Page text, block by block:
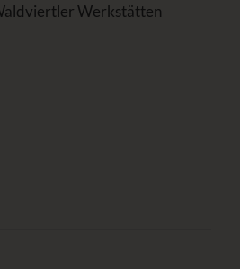
Werkstätten